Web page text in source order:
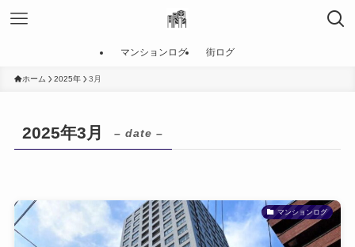
マンションログ 街ログ
ホーム 2025年 3月
2025年3月 – date –
マンションログ